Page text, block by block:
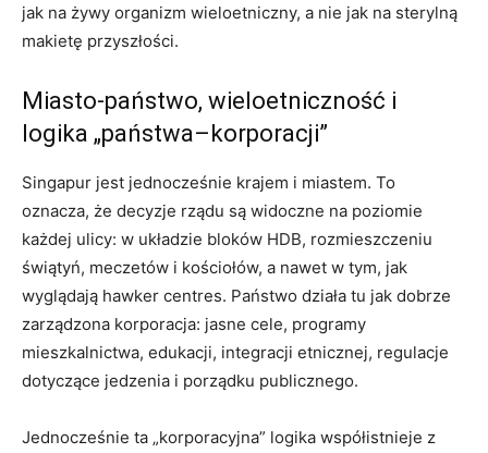
jak na żywy organizm wieloetniczny, a nie jak na sterylną
makietę przyszłości.
Miasto-państwo, wieloetniczność i
logika „państwa–korporacji”
Singapur jest jednocześnie krajem i miastem. To
oznacza, że decyzje rządu są widoczne na poziomie
każdej ulicy: w układzie bloków HDB, rozmieszczeniu
świątyń, meczetów i kościołów, a nawet w tym, jak
wyglądają hawker centres. Państwo działa tu jak dobrze
zarządzona korporacja: jasne cele, programy
mieszkalnictwa, edukacji, integracji etnicznej, regulacje
dotyczące jedzenia i porządku publicznego.
Jednocześnie ta „korporacyjna” logika współistnieje z